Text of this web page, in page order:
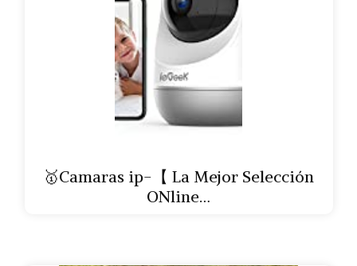
🥇Camaras ip-【 La Mejor Selección
ONline…